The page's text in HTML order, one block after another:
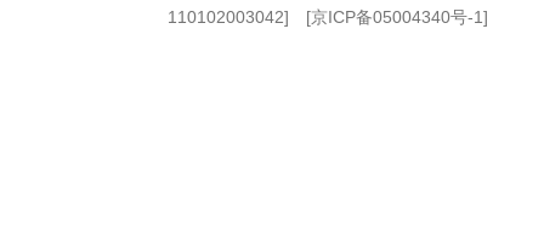
110102003042] [京ICP备05004340号-1]